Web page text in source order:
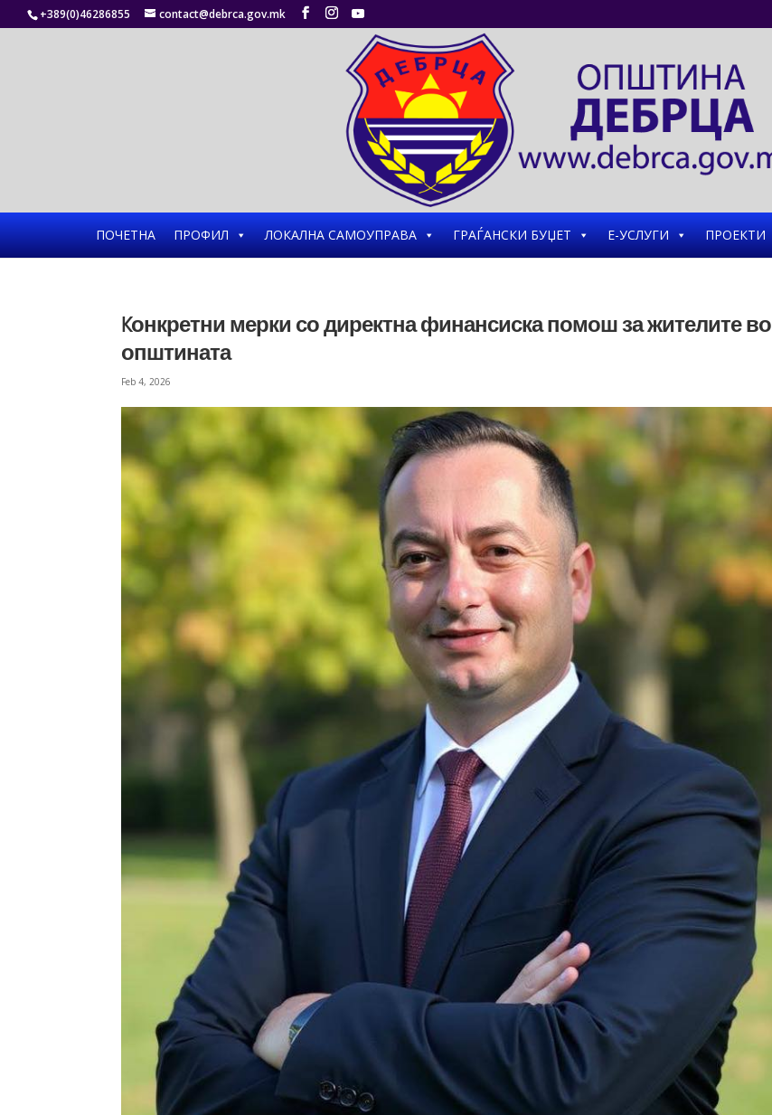
+389(0)46286855 contact@debrca.gov.mk
ПОЧЕТНА ПРОФИЛ ЛОКАЛНА САМОУПРАВА ГРАЃАНСКИ БУЏЕТ Е-УСЛУГИ ПРОЕКТИ
Kонкретни мерки со директна финансиска помош за жителите во
општината
Feb 4, 2026